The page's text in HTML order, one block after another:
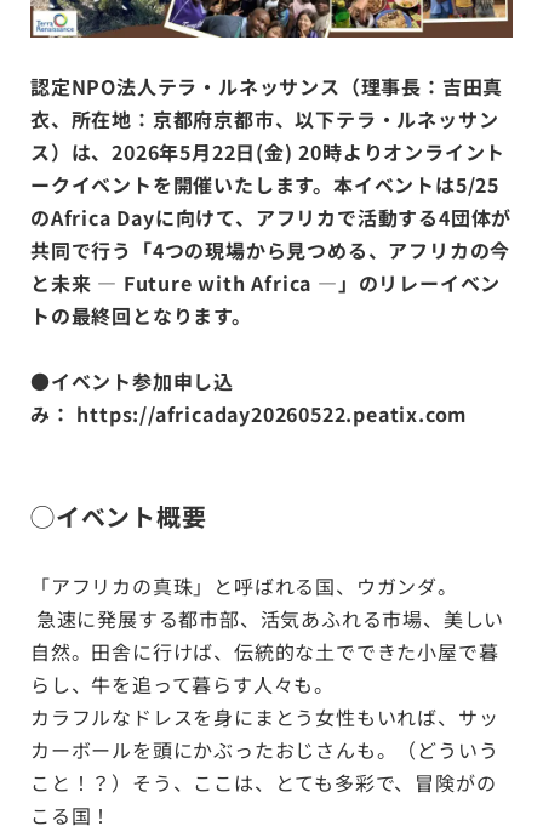
認定NPO法人テラ・ルネッサンス（理事長：吉田真
衣、所在地：京都府京都市、以下テラ・ルネッサン
ス）は、2026年5月22日(金) 20時よりオンライント
ークイベントを開催いたします。本イベントは5/25
のAfrica Dayに向けて、アフリカで活動する4団体が
共同で行う「4つの現場から見つめる、アフリカの今
と未来 — Future with Africa —」のリレーイベン
トの最終回となります。
●イベント参加申し込
み： https://africaday20260522.peatix.com
◯イベント概要
「アフリカの真珠」と呼ばれる国、ウガンダ。
急速に発展する都市部、活気あふれる市場、美しい
自然。田舎に行けば、伝統的な土でできた小屋で暮
らし、牛を追って暮らす人々も。
カラフルなドレスを身にまとう女性もいれば、サッ
カーボールを頭にかぶったおじさんも。（どういう
こと！？）そう、ここは、とても多彩で、冒険がの
こる国！